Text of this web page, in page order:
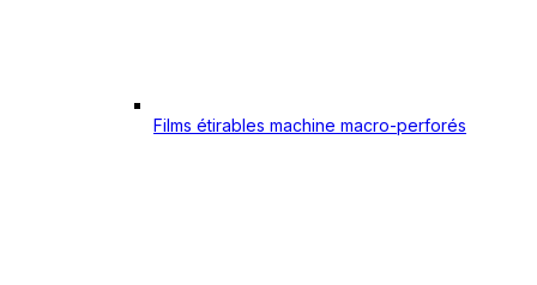
Films étirables machine macro-perforés